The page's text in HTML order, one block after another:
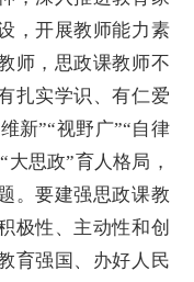
，开展教师能力素
师，思政课教师不
扎实学识、有仁爱
新”“视野广”“自律
思政”育人格局，
。要建强思政课教
极性、主动性和创
育强国、办好人民